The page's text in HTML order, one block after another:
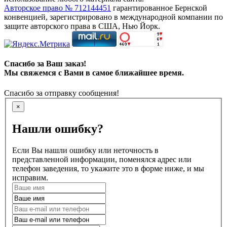
Авторское право № 712144451 гарантированное Бернской
конвенцией, зарегистрировано в международной компании по
защите авторского права в США, Нью Йорк.
Спасибо за Ваш заказ!
Мы свяжемся с Вами в самое ближайшее время.
Спасибо за отправку сообщения!
×
Нашли ошибку?
Если Вы нашли ошибку или неточность в
представленной информации, поменялся адрес или
телефон заведения, то укажите это в форме ниже, и мы
исправим.